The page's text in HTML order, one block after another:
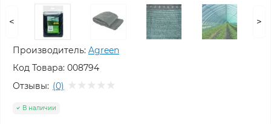
< >
Производитель: Agreen
Код Товара: 008794
Отзывы: (0)
В наличии